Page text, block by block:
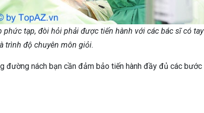
tạp, đòi hỏi phải được tiến hành với các bác sĩ có tay
trình độ chuyên môn giỏi.
đường nách bạn cần đảm bảo tiến hành đầy đủ các bước